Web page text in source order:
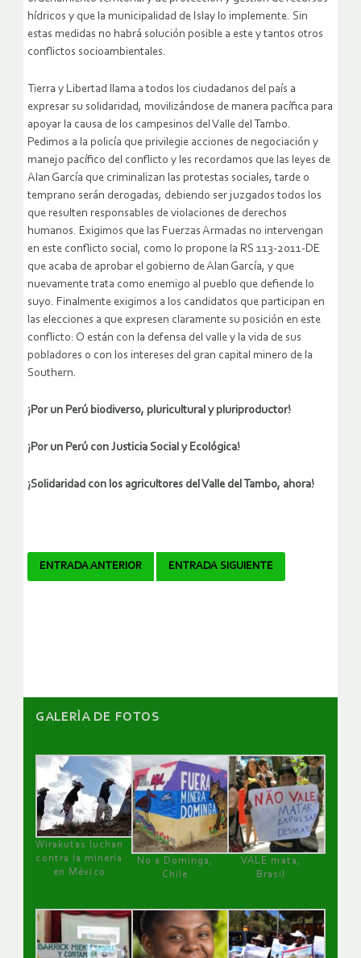
hídricos y que la municipalidad de Islay lo implemente. Sin
estas medidas no habrá solución posible a este y tantos otros
conflictos socioambientales.
Tierra y Libertad llama a todos los ciudadanos del país a
expresar su solidaridad, movilizándose de manera pacífica para
apoyar la causa de los campesinos del Valle del Tambo.
Pedimos a la policía que privilegie acciones de negociación y
manejo pacífico del conflicto y les recordamos que las leyes de
Alan García que criminalizan las protestas sociales, tarde o
temprano serán derogadas, debiendo ser juzgados todos los
que resulten responsables de violaciones de derechos
humanos. Exigimos que las Fuerzas Armadas no intervengan
en este conflicto social, como lo propone la RS 113-2011-DE
que acaba de aprobar el gobierno de Alan García, y que
nuevamente trata como enemigo al pueblo que defiende lo
suyo. Finalmente exigimos a los candidatos que participan en
las elecciones a que expresen claramente su posición en este
conflicto: O están con la defensa del valle y la vida de sus
pobladores o con los intereses del gran capital minero de la
Southern.
¡Por un Perú biodiverso, pluricultural y pluriproductor!
¡Por un Perú con Justicia Social y Ecológica!
¡Solidaridad con los agricultores del Valle del Tambo, ahora!
Navegador
ENTRADA ANTERIOR ENTRADA SIGUIENTE
GALERÌA DE FOTOS
Wirakutas luchan
contra la minería
en México
No a Dominga,
Chile
VALE mata,
Brasil